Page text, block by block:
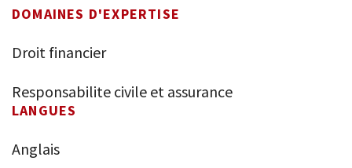
DOMAINES D'EXPERTISE
Droit financier
Responsabilite civile et assurance
LANGUES
Anglais
Expertises
Réseaux
Distinctions